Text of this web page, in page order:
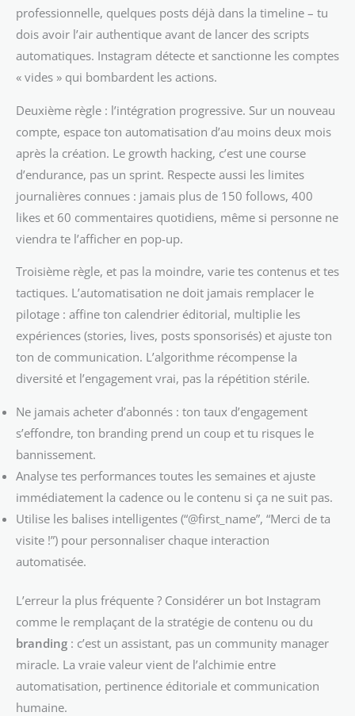
professionnelle, quelques posts déjà dans la timeline – tu
dois avoir l’air authentique avant de lancer des scripts
automatiques. Instagram détecte et sanctionne les comptes
« vides » qui bombardent les actions.
Deuxième règle : l’intégration progressive. Sur un nouveau
compte, espace ton automatisation d’au moins deux mois
après la création. Le growth hacking, c’est une course
d’endurance, pas un sprint. Respecte aussi les limites
journalières connues : jamais plus de 150 follows, 400
likes et 60 commentaires quotidiens, même si personne ne
viendra te l’afficher en pop-up.
Troisième règle, et pas la moindre, varie tes contenus et tes
tactiques. L’automatisation ne doit jamais remplacer le
pilotage : affine ton calendrier éditorial, multiplie les
expériences (stories, lives, posts sponsorisés) et ajuste ton
ton de communication. L’algorithme récompense la
diversité et l’engagement vrai, pas la répétition stérile.
Ne jamais acheter d’abonnés : ton taux d’engagement
s’effondre, ton branding prend un coup et tu risques le
bannissement.
Analyse tes performances toutes les semaines et ajuste
immédiatement la cadence ou le contenu si ça ne suit pas.
Utilise les balises intelligentes (“@first_name”, “Merci de ta
visite !”) pour personnaliser chaque interaction
automatisée.
L’erreur la plus fréquente ? Considérer un bot Instagram
comme le remplaçant de la stratégie de contenu ou du
branding : c’est un assistant, pas un community manager
miracle. La vraie valeur vient de l’alchimie entre
automatisation, pertinence éditoriale et communication
humaine.